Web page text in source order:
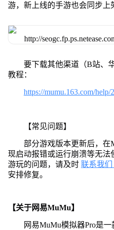
游，新上线的手游也会同步上
要下载其他渠道（B站、
教程：
https://mumu.163.com/
【常见问题】
部分游戏版本更新后，在
现启动报错或运行崩溃等无法
游玩的问题，请及时 联系我们
安排修复。
【关于网易MuMu】
网易MuMu模拟器Pro是